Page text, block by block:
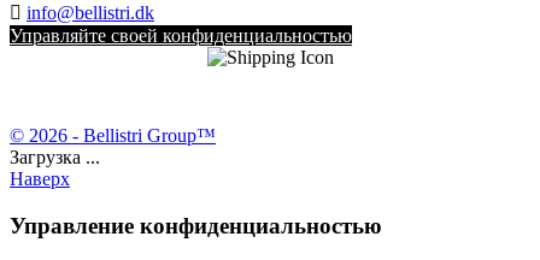
 info@bellistri.dk
Управляйте своей конфиденциальностью
© 2026 - Bellistri Group™
Загрузка ...
Наверх
Управление конфиденциальностью